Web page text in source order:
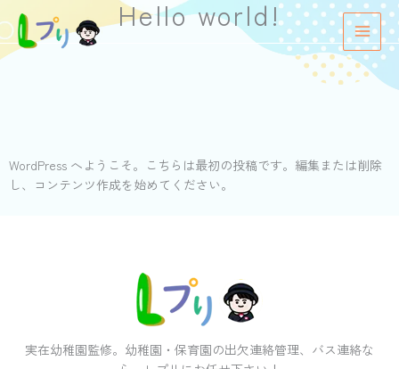
容
を
Hello world!
WordPress へようこそ。こちらは最初の投稿です。編集または削除
し、コンテンツ作成を始めてください。
実在幼稚園監修。幼稚園・保育園の出欠連絡管理、バス連絡な